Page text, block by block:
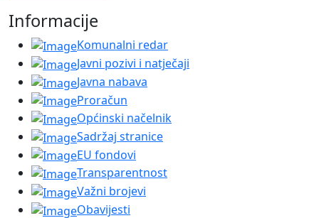
Informacije
Komunalni redar
Javni pozivi i natječaji
Javna nabava
Proračun
Općinski načelnik
Sadržaj stranice
EU fondovi
Transparentnost
Važni brojevi
Obavijesti